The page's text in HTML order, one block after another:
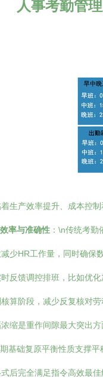
人事考勤管
生产效率提升、成本控
率与准确性 ：\n传统考
少HR工作量，同时确保
反馈调控排班，比如优
算阶段，减少反复核对
缩是重作间隙最大突出
基础复原平衡性质支撑
后完全满足指令高效最